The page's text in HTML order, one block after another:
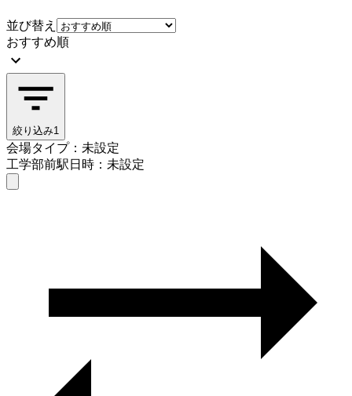
並び替え
おすすめ順
絞り込み1
会場タイプ：未設定
工学部前駅日時：未設定